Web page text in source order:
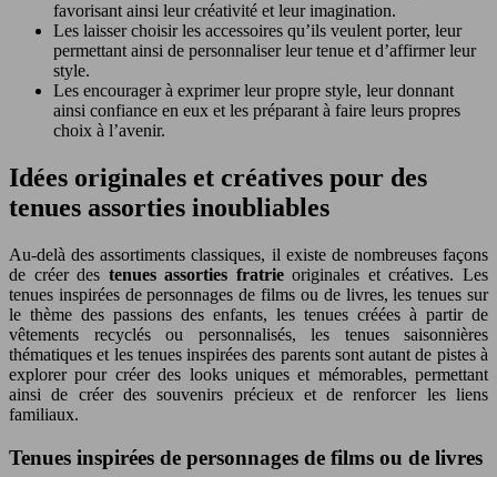
favorisant ainsi leur créativité et leur imagination.
Les laisser choisir les accessoires qu’ils veulent porter, leur
permettant ainsi de personnaliser leur tenue et d’affirmer leur
style.
Les encourager à exprimer leur propre style, leur donnant
ainsi confiance en eux et les préparant à faire leurs propres
choix à l’avenir.
Idées originales et créatives pour des
tenues assorties inoubliables
Au-delà des assortiments classiques, il existe de nombreuses façons
de créer des tenues assorties fratrieoriginales et créatives. Les
tenues inspirées de personnages de films ou de livres, les tenues sur
le thème des passions des enfants, les tenues créées à partir de
vêtements recyclés ou personnalisés, les tenues saisonnières
thématiques et les tenues inspirées des parents sont autant de pistes à
explorer pour créer des looks uniques et mémorables, permettant
ainsi de créer des souvenirs précieux et de renforcer les liens
familiaux.
Tenues inspirées de personnages de films ou de livres